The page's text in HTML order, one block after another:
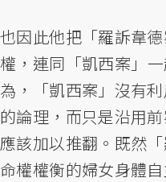
也因此他把「羅訴韋
權，連同「凱西案」
為，「凱西案」沒有
的論理，而只是沿用
應該加以推翻。既然
命權權衡的婦女身體